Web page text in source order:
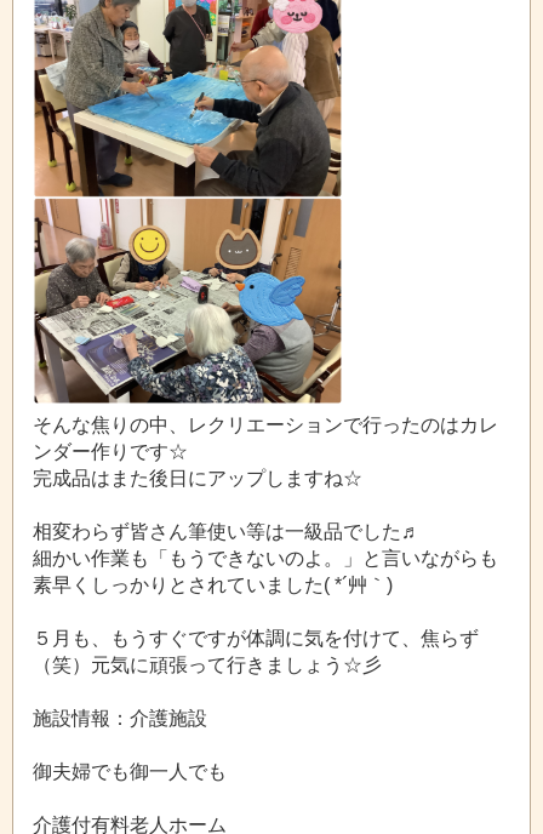
そんな焦りの中、レクリエーションで行ったのはカレ
ンダー作りです☆
完成品はまた後日にアップしますね☆
相変わらず皆さん筆使い等は一級品でした♬
細かい作業も「もうできないのよ。」と言いながらも
素早くしっかりとされていました( *´艸｀)
５月も、もうすぐですが体調に気を付けて、焦らず
（笑）元気に頑張って行きましょう☆彡
施設情報：介護施設
御夫婦でも御一人でも
介護付有料老人ホーム